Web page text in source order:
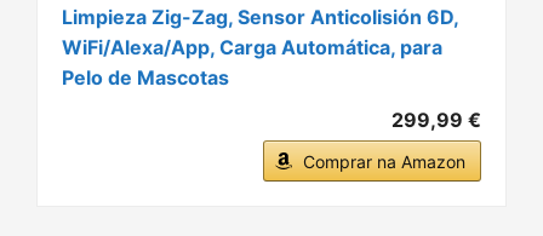
Limpieza Zig-Zag, Sensor Anticolisión 6D,
WiFi/Alexa/App, Carga Automática, para
Pelo de Mascotas
299,99 €
Comprar na Amazon